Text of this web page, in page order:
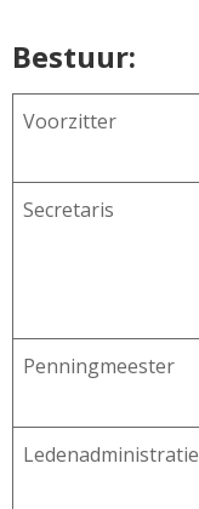
Bestuur:
Voorzitter
Secretaris
Penningmeester
Ledenadministratie